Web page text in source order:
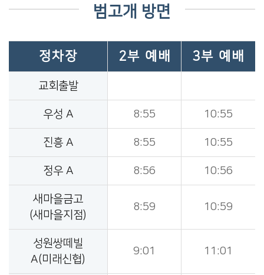
범고개 방면
정차장 2부 예배 3부 예배
교회출발
우성 A 8:55 10:55
진흥 A 8:55 10:55
정우 A 8:56 10:56
새마을금고
(새마을지점)
8:59 10:59
성원쌍떼빌
A(미래신협)
9:01 11:01